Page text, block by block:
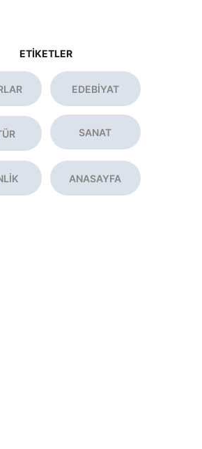
SANAT
ETİKETLER
ANASAYFA
EDEBİYAT